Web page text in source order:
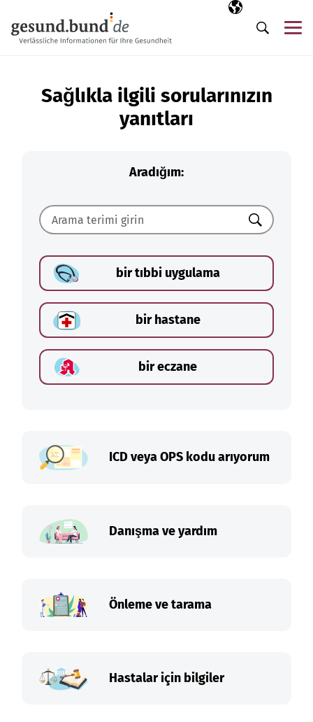
Seçili dil
TR
Arama
Sağlıkla ilgili sorularınızın
yanıtları
Aradığım:
Ara
bir tıbbi uygulama
bir hastane
bir eczane
ICD veya OPS kodu arıyorum
Danışma ve yardım
Önleme ve tarama
Hastalar için bilgiler